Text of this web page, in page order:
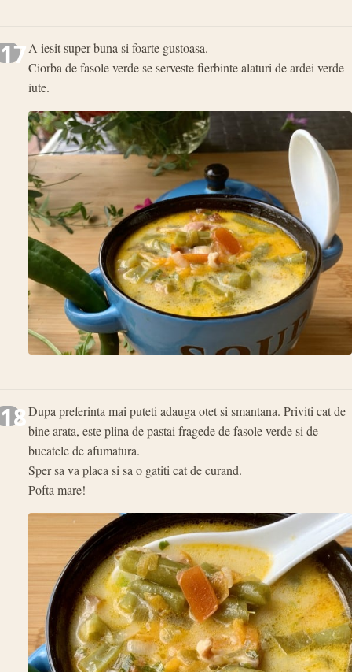
17A iesit super buna si foarte gustoasa.
Ciorba de fasole verde se serveste fierbinte alaturi de ardei verde
iute.
18Dupa preferinta mai puteti adauga otet si smantana. Priviti cat de
bine arata, este plina de pastai fragede de fasole verde si de
bucatele de afumatura.
Sper sa va placa si sa o gatiti cat de curand.
Pofta mare!